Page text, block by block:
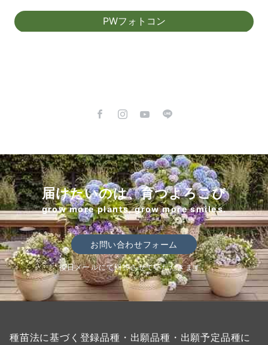
PWフォトコン
届けたいのは、育つよろこび
grow more plants, grow more smiles.
お問い合わせフォーム
後日メールにて回答させていただきます。
種苗法に基づく登録品種・出願品種・出願予定品種に